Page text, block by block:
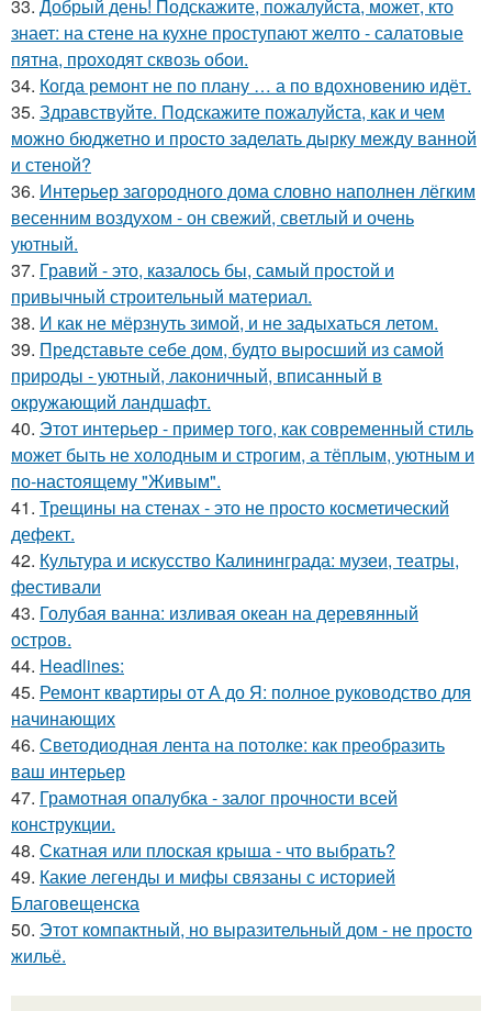
33. Добрый день! Подскажите, пожалуйста, может, кто
знает: на стене на кухне проступают желто - салатовые
пятна, проходят сквозь обои.
34. Когда ремонт не по плану … а по вдохновению идёт.
35. Здравствуйте. Подскажите пожалуйста, как и чем
можно бюджетно и просто заделать дырку между ванной
и стеной?
36. Интерьер загородного дома словно наполнен лёгким
весенним воздухом - он свежий, светлый и очень
уютный.
37. Гравий - это, казалось бы, самый простой и
привычный строительный материал.
38. И как не мёрзнуть зимой, и не задыхаться летом.
39. Представьте себе дом, будто выросший из самой
природы - уютный, лаконичный, вписанный в
окружающий ландшафт.
40. Этот интерьер - пример того, как современный стиль
может быть не холодным и строгим, а тёплым, уютным и
по-настоящему "Живым".
41. Трещины на стенах - это не просто косметический
дефект.
42. Культура и искусство Калининграда: музеи, театры,
фестивали
43. Голубая ванна: изливая океан на деревянный
остров.
44. Headlines:
45. Ремонт квартиры от А до Я: полное руководство для
начинающих
46. Светодиодная лента на потолке: как преобразить
ваш интерьер
47. Грамотная опалубка - залог прочности всей
конструкции.
48. Скатная или плоская крыша - что выбрать?
49. Какие легенды и мифы связаны с историей
Благовещенска
50. Этот компактный, но выразительный дом - не просто
жильё.